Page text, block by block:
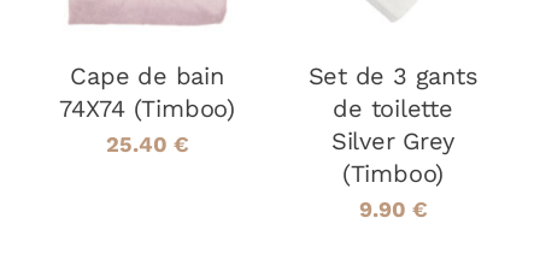
Cape de bain
74X74 (Timboo)
25.40 €
Set de 3 gants
de toilette
Silver Grey
(Timboo)
9.90 €